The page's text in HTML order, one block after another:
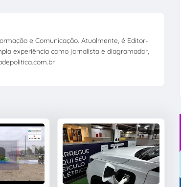
e Comunicação. Atualmente, é Editor-
experiência como jornalista e diagramador,